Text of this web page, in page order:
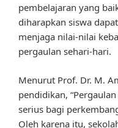
pembelajaran yang
diharapkan siswa
menjaga nilai-nilai
pergaulan sehari-hari.
Menurut Prof. Dr. M.
pendidikan,
serius bagi
Oleh karena itu,